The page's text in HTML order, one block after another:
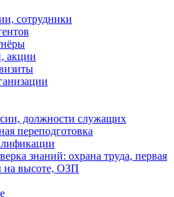
сотрудники
акции
должности служащих
переподготовка
знаний: охрана труда, первая
на высоте, ОЗП